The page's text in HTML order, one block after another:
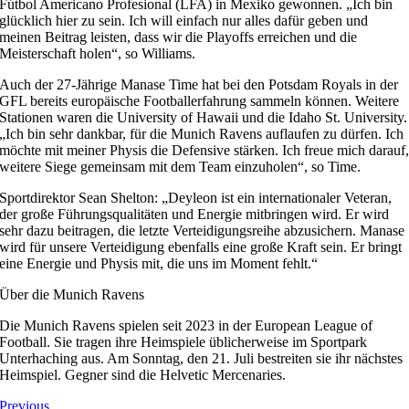
Fútbol Americano Profesional (LFA) in Mexiko gewonnen. „Ich bin
glücklich hier zu sein. Ich will einfach nur alles dafür geben und
meinen Beitrag leisten, dass wir die Playoffs erreichen und die
Meisterschaft holen“, so Williams.
Auch der 27-Jährige Manase Time hat bei den Potsdam Royals in der
GFL bereits europäische Footballerfahrung sammeln können. Weitere
Stationen waren die University of Hawaii und die Idaho St. University.
„Ich bin sehr dankbar, für die Munich Ravens auflaufen zu dürfen. Ich
möchte mit meiner Physis die Defensive stärken. Ich freue mich darauf,
weitere Siege gemeinsam mit dem Team einzuholen“, so Time.
Sportdirektor Sean Shelton: „Deyleon ist ein internationaler Veteran,
der große Führungsqualitäten und Energie mitbringen wird. Er wird
sehr dazu beitragen, die letzte Verteidigungsreihe abzusichern. Manase
wird für unsere Verteidigung ebenfalls eine große Kraft sein. Er bringt
eine Energie und Physis mit, die uns im Moment fehlt.“
Über die Munich Ravens
Die Munich Ravens spielen seit 2023 in der European League of
Football. Sie tragen ihre Heimspiele üblicherweise im Sportpark
Unterhaching aus. Am Sonntag, den 21. Juli bestreiten sie ihr nächstes
Heimspiel. Gegner sind die Helvetic Mercenaries.
Previous